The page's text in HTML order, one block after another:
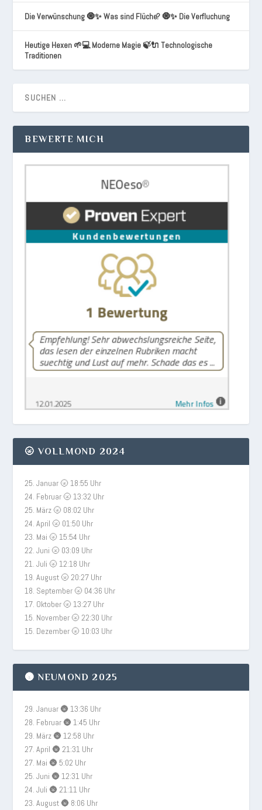
Die Verwünschung 🧿✨ Was sind Flüche? 🧿✨ Die Verfluchung
Heutige Hexen 🌱💻 Moderne Magie 🍃🔌 Technologische
Traditionen
BEWERTE MICH
🌝 VOLLMOND 2024
25. Januar 🌝 18:55 Uhr
24. Februar 🌝 13:32 Uhr
25. März 🌝 08:02 Uhr
24. April 🌝 01:50 Uhr
23. Mai 🌝 15:54 Uhr
22. Juni 🌝 03:09 Uhr
21. Juli 🌝 12:18 Uhr
19. August 🌝 20:27 Uhr
18. September 🌝 04:36 Uhr
17. Oktober 🌝 13:27 Uhr
15. November 🌝 22:30 Uhr
15. Dezember 🌝 10:03 Uhr
🌚 NEUMOND 2025
29. Januar 🌚 13:36 Uhr
28. Februar 🌚 1:45 Uhr
29. März 🌚 12:58 Uhr
27. April 🌚 21:31 Uhr
27. Mai 🌚 5:02 Uhr
25. Juni 🌚 12:31 Uhr
24. Juli 🌚 21:11 Uhr
23. August 🌚 8:06 Uhr